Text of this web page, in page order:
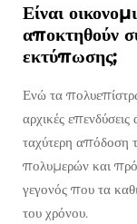
Είναι
αποκτηθούν
εκτύπωσης;
Ενώ τα
αρχικές
ταχύτερη απόδοση
πολυμερών και
γεγονός που τα
του χρόνου.